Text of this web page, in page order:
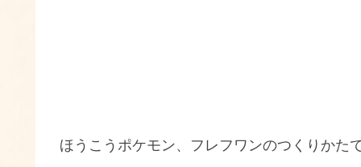
ほうこうポケモン、フレフワンのつくりかた